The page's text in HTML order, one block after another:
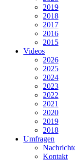
2019
2018
2017
2016
2015
Videos
2026
2025
2024
2023
2022
2021
2020
2019
2018
Umfragen
Kontakt